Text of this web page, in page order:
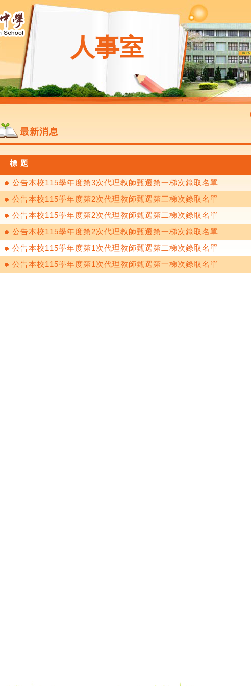
人事室
最新消息
標 題
公告本校115學年度第3次代理教師甄選第一梯次錄取名單
公告本校115學年度第2次代理教師甄選第三梯次錄取名單
公告本校115學年度第2次代理教師甄選第二梯次錄取名單
公告本校115學年度第2次代理教師甄選第一梯次錄取名單
公告本校115學年度第1次代理教師甄選第二梯次錄取名單
公告本校115學年度第1次代理教師甄選第一梯次錄取名單